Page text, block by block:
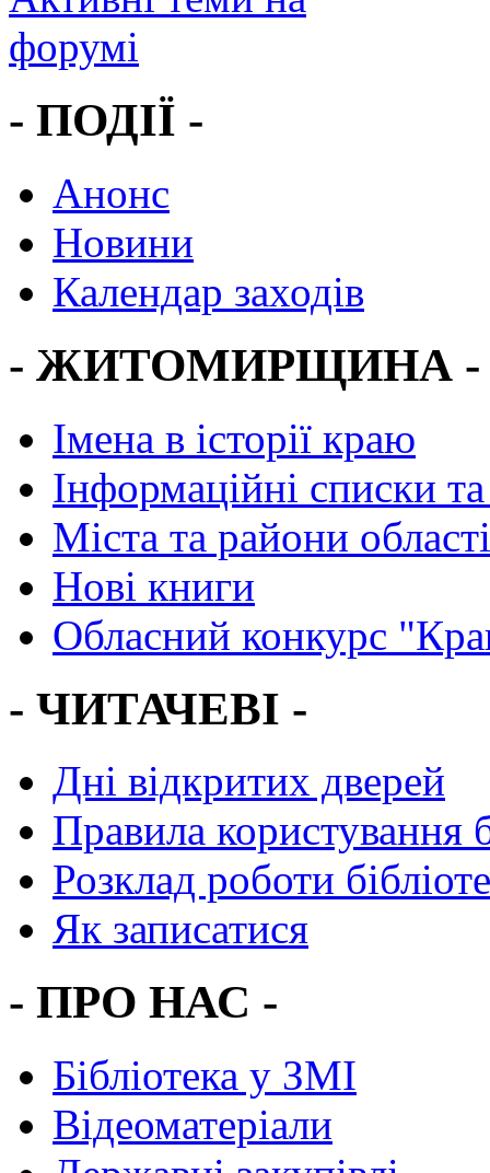
- ПОДІЇ -
Анонс
Новини
Календар заходів
- ЖИТОМИРЩИНА -
Імена в історії краю
Інформаційні списки
Міста та райони області
Нові книги
Обласний конкурс
- ЧИТАЧЕВІ -
Дні відкритих дверей
Правила користування
Розклад роботи
Як записатися
- ПРО НАС -
Бібліотека у ЗМІ
Відеоматеріали